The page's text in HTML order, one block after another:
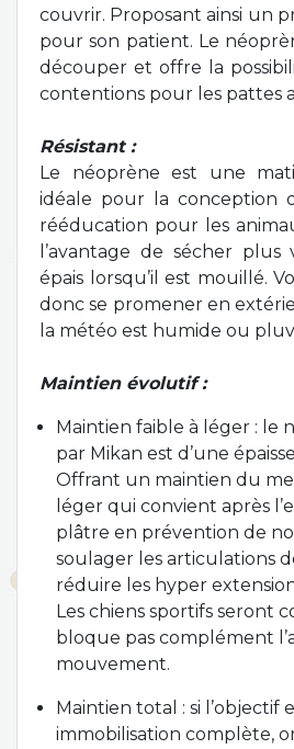
couvrir. Proposant ainsi un
pour son patient. Le
découper et offre la
contentions pour les pattes
Résistant :
Le néoprène est une
idéale pour la conception
rééducation pour les
l’avantage de sécher
épais lorsqu’il est mouillé.
donc se promener en
la météo est humide ou
Maintien évolutif :
Maintien faible à léger : le
par Mikan est d’une
Offrant un maintien du
léger qui convient après
plâtre en prévention de
soulager les articulations
réduire les hyper
Les chiens sportifs seront
bloque pas complément
mouvement.
Maintien total : si l’objectif
immobilisation complète,